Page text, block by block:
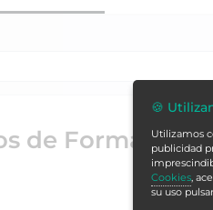
de Formación
🍪
Utilizamos
publicidad
Cookies,
su uso